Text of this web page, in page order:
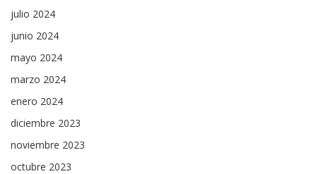
julio 2024
junio 2024
mayo 2024
marzo 2024
enero 2024
diciembre 2023
noviembre 2023
octubre 2023